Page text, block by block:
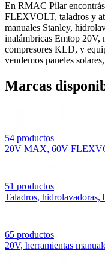
En RMAC Pilar
FLEXVOLT, taladros y
manuales Stanley,
inalámbricas Emtop 20V,
compresores KLD, y
vendemos paneles
Marcas
54 productos
20V MAX, 60V
51 productos
Taladros, hidrolavadoras,
65 productos
20V, herramientas